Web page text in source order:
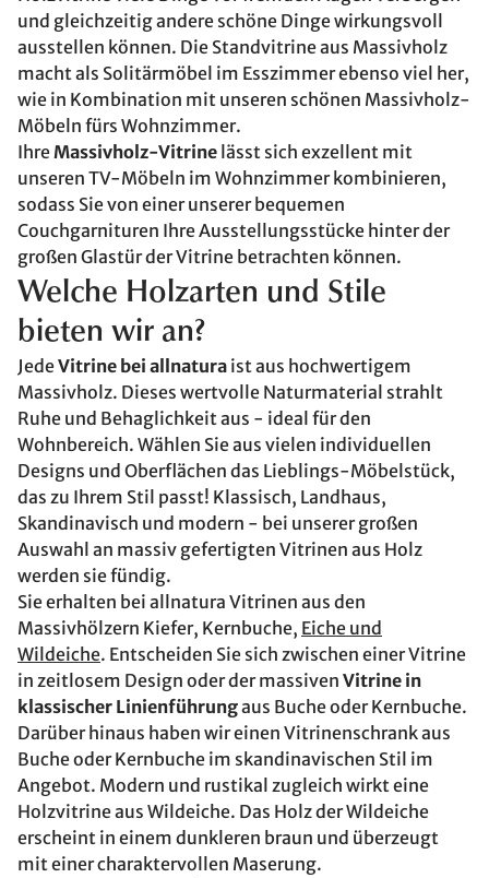
und gleichzeitig andere schöne Dinge wirkungsvoll
ausstellen können. Die Standvitrine aus Massivholz
macht als Solitärmöbel im Esszimmer ebenso viel her,
wie in Kombination mit unseren schönen Massivholz-
Möbeln fürs Wohnzimmer.
IhreMassivholz-Vitrine lässt sich exzellent mit
unseren TV-Möbeln im Wohnzimmer kombinieren,
sodass Sie von einer unserer bequemen
Couchgarnituren Ihre Ausstellungsstücke hinter der
großen Glastür der Vitrine betrachten können.
Welche Holzarten und Stile
bieten wir an?
JedeVitrine bei allnatura ist aus hochwertigem
Massivholz. Dieses wertvolle Naturmaterial strahlt
Ruhe und Behaglichkeit aus - ideal für den
Wohnbereich. Wählen Sie aus vielen individuellen
Designs und Oberflächen das Lieblings-Möbelstück,
das zu Ihrem Stil passt! Klassisch, Landhaus,
Skandinavisch und modern - bei unserer großen
Auswahl an massiv gefertigten Vitrinen aus Holz
werden sie fündig.
Sie erhalten bei allnatura Vitrinen aus den
Massivhölzern Kiefer, Kernbuche, Eiche und
Wildeiche. Entscheiden Sie sich zwischen einer Vitrine
in zeitlosem Design oder der massiven Vitrine in
klassischer Linienführungaus Buche oder Kernbuche.
Darüber hinaus haben wir einen Vitrinenschrank aus
Buche oder Kernbuche im skandinavischen Stil im
Angebot. Modern und rustikal zugleich wirkt eine
Holzvitrine aus Wildeiche. Das Holz der Wildeiche
erscheint in einem dunkleren braun und überzeugt
mit einer charaktervollen Maserung.